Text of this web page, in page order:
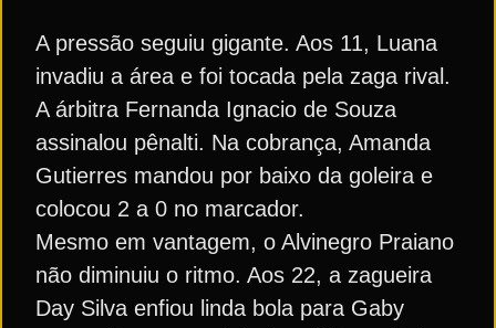
A pressão seguiu gigante. Aos 11, Luana
invadiu a área e foi tocada pela zaga rival.
A árbitra Fernanda Ignacio de Souza
assinalou pênalti. Na cobrança, Amanda
Gutierres mandou por baixo da goleira e
colocou 2 a 0 no marcador.
Mesmo em vantagem, o Alvinegro Praiano
não diminuiu o ritmo. Aos 22, a zagueira
Day Silva enfiou linda bola para Gaby